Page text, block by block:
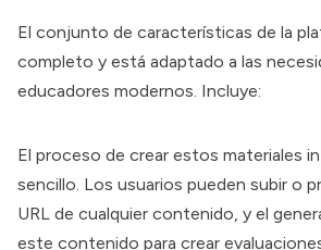
El conjunto de características de la
completo y está adaptado a las
educadores modernos. Incluye:
El proceso de crear estos materiales
sencillo. Los usuarios pueden subir o
URL de cualquier contenido, y el
este contenido para crear